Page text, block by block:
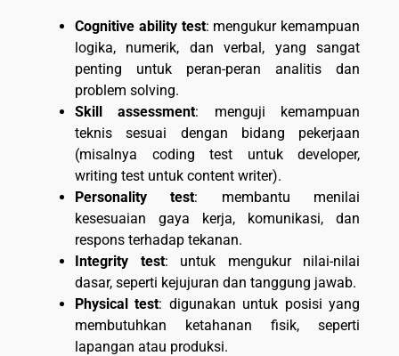
Cognitive ability test: mengukur kemampuan
logika, numerik, dan verbal, yang sangat
penting untuk peran-peran analitis dan
problem solving.
Skill assessment: menguji kemampuan
teknis sesuai dengan bidang pekerjaan
(misalnya coding test untuk developer,
writing test untuk content writer).
Personality test: membantu menilai
kesesuaian gaya kerja, komunikasi, dan
respons terhadap tekanan.
Integrity test: untuk mengukur nilai-nilai
dasar, seperti kejujuran dan tanggung jawab.
Physical test: digunakan untuk posisi yang
membutuhkan ketahanan fisik, seperti
lapangan atau produksi.